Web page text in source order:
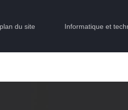
plan du site Informatique et